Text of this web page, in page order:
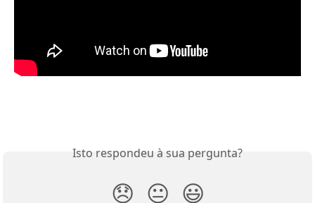
Isto respondeu à sua pergunta?
😞 😐 😃